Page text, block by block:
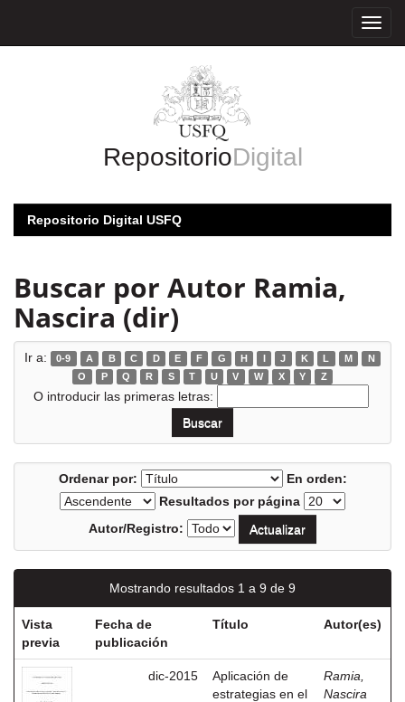
RepositorioDigital
Repositorio Digital USFQ
Buscar por Autor Ramia,
Nascira (dir)
Ir a: 0-9 A B C D E F G H I J K L M
N
O
P Q R S T U V W X Y Z
O introducir las primeras letras:
Ordenar por:
En orden:
Resultados por página
Autor/Registro:
Mostrando resultados 1 a 9 de 9
Vista
previa
Fecha de
publicación
Título Autor(es)
dic-2015
Aplicación de
estrategias en el
Ramia,
Nascira